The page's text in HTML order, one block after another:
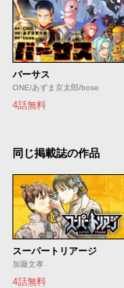
バーサス
ONE/あずま京太郎/bose
4話無料
同じ掲載誌の作品
スーパートリアージ
加藤文孝
4話無料